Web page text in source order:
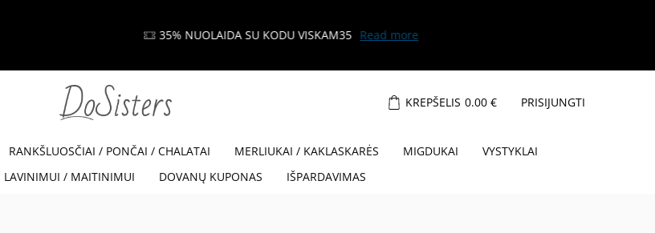
35% NUOLAIDA SU KODU VISKAM35 Read more
KREPŠELIS 0.00 € PRISIJUNGTI
RANKŠLUOSČIAI / PONČAI / CHALATAI MERLIUKAI / KAKLASKARĖS MIGDUKAI
VYSTYKLAI
LAVINIMUI / MAITINIMUI DOVANŲ KUPONAS IŠPARDAVIMAS